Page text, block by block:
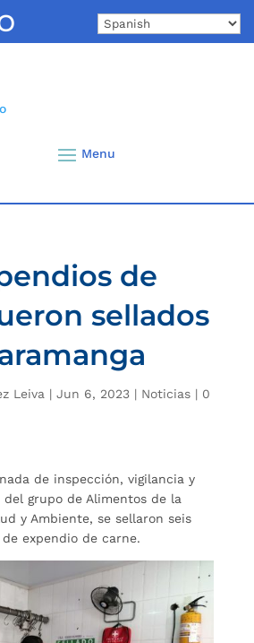
de
sellados
Leiva | Jun 6, 2023| Noticias| 0
de inspección, vigilancia y
grupo de Alimentos de la
y Ambiente, se sellaron seis
expendio de carne.